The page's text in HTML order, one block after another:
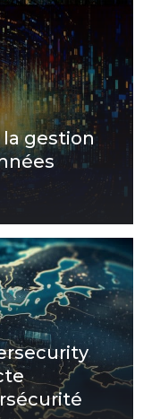
la gestion